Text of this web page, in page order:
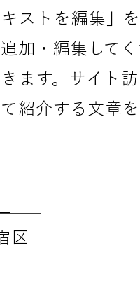
ストを編集」
加・編集して
ます。サイト
紹介する文章
区